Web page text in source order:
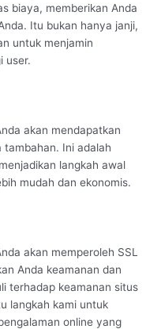
biaya, memberikan Anda
Itu bukan hanya janji,
untuk menjamin
user.
akan mendapatkan
Ini adalah
langkah awal
mudah dan ekonomis.
akan memperoleh SSL
Anda keamanan dan
terhadap keamanan situs
langkah kami untuk
online yang